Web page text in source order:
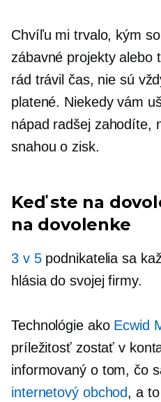
Chvíľu mi trvalo, kým
zábavné projekty alebo
rád trávil čas, nie sú
platené. Niekedy vám
nápad radšej zahodíte,
snahou o zisk.
Keď ste na
na dovolenke
3 v 5podnikatelia sa
hlásia do svojej firmy.
Technológie ako Ecwid
príležitosť zostať v
informovaný o tom, čo
internetový obchod, a